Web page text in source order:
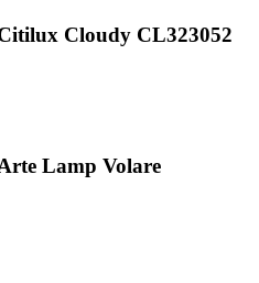
Cloudy CL323052
Lamp Volare